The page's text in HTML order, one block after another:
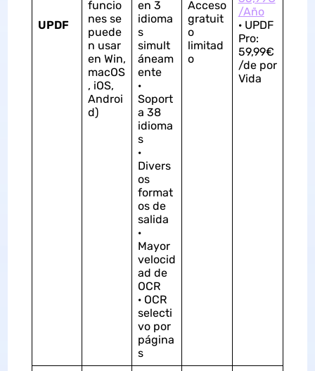
UPDF
funcio
nes se
puede
n usar
en Win,
macOS
, iOS,
Androi
d)
en 3
idioma
s
simult
áneam
ente
·
Soport
a 38
idioma
s
·
Divers
os
format
os de
salida
·
Mayor
velocid
ad de
OCR
· OCR
selecti
vo por
página
s
Acceso
gratuit
o
limitad
o
/Año
· UPDF
Pro:
59,99€
/de por
Vida